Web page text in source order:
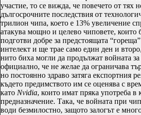
участие, то се вижда, че повечето от тях
дългосрочните последствия от
трилион чипа, което е 13% увеличение
атакува мощно и целево чиповете,
подготви добре за предстоящата
интелект и ще трае само един ден и
нито биха могли да продължат войната
официално, че не желае да ограничава
но постоянно здраво затяга експортния
където предимството им се оценява с
като Nvidia, които имат пряка употреба
предназначение. Така, че войната при
води безмилостно, защото залогът е